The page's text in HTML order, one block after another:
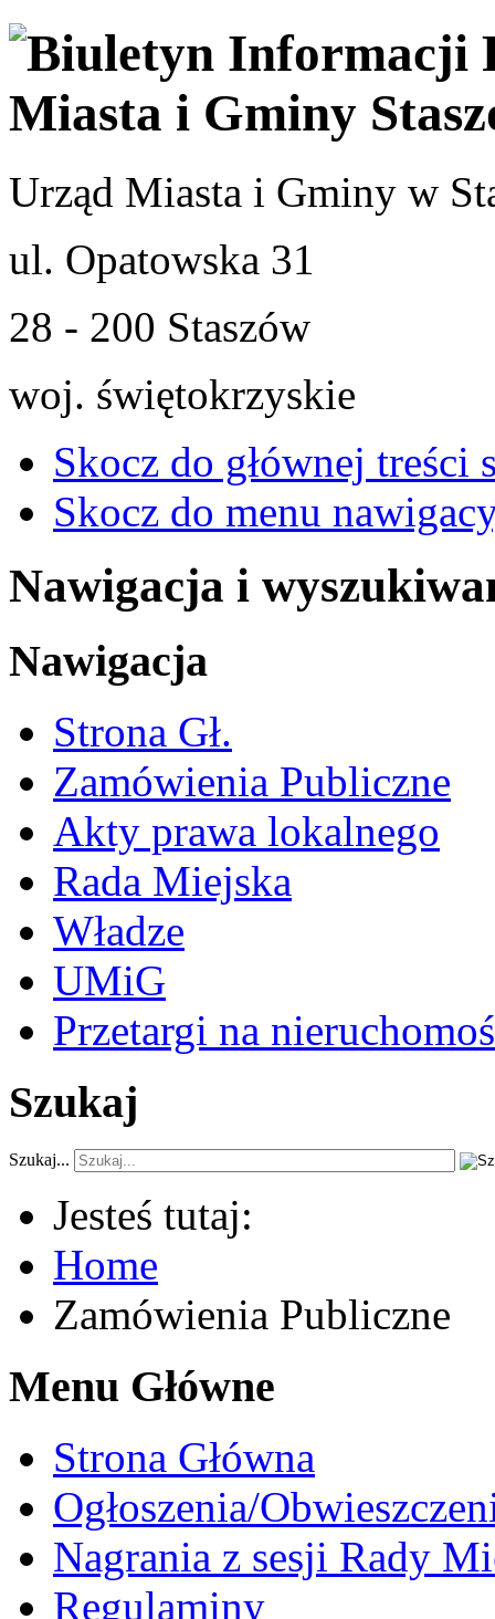
Urząd Miasta i Gminy w
ul. Opatowska 31
28 - 200 Staszów
woj. świętokrzyskie
Skocz do głównej treści
Skocz do menu
Nawigacja i
Nawigacja
Strona Gł.
Zamówienia Publiczne
Akty prawa lokalnego
Rada Miejska
Władze
UMiG
Przetargi na
Szukaj
Szukaj...
Jesteś tutaj:
Home
Zamówienia Publiczne
Menu Główne
Strona Główna
Ogłoszenia/
Nagrania z sesji Rady
Regulaminy